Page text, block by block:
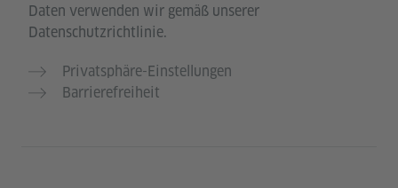
Daten verwenden wir gemäß unserer
Datenschutzrichtlinie.
Privatsphäre-Einstellungen
Barrierefreiheit